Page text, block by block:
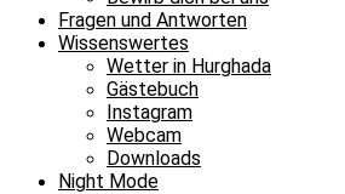
Fragen und Antworten
Wissenswertes
Wetter in Hurghada
Gästebuch
Instagram
Webcam
Downloads
Night Mode